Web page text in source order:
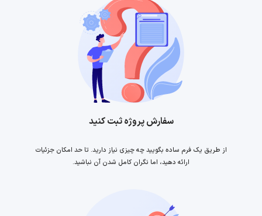
سفارش پروژه ثبت کنید
از طریق یک فرم ساده بگویید چه چیزی نیاز دارید. تا حد امکان جزئیات
ارائه دهید، اما نگران کامل شدن آن نباشید.